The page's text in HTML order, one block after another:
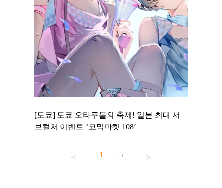
[도쿄] 도쿄 오타쿠들의 축제! 일본 최대 서
브컬처 이벤트 ‘코믹마켓 108’
1 | 5